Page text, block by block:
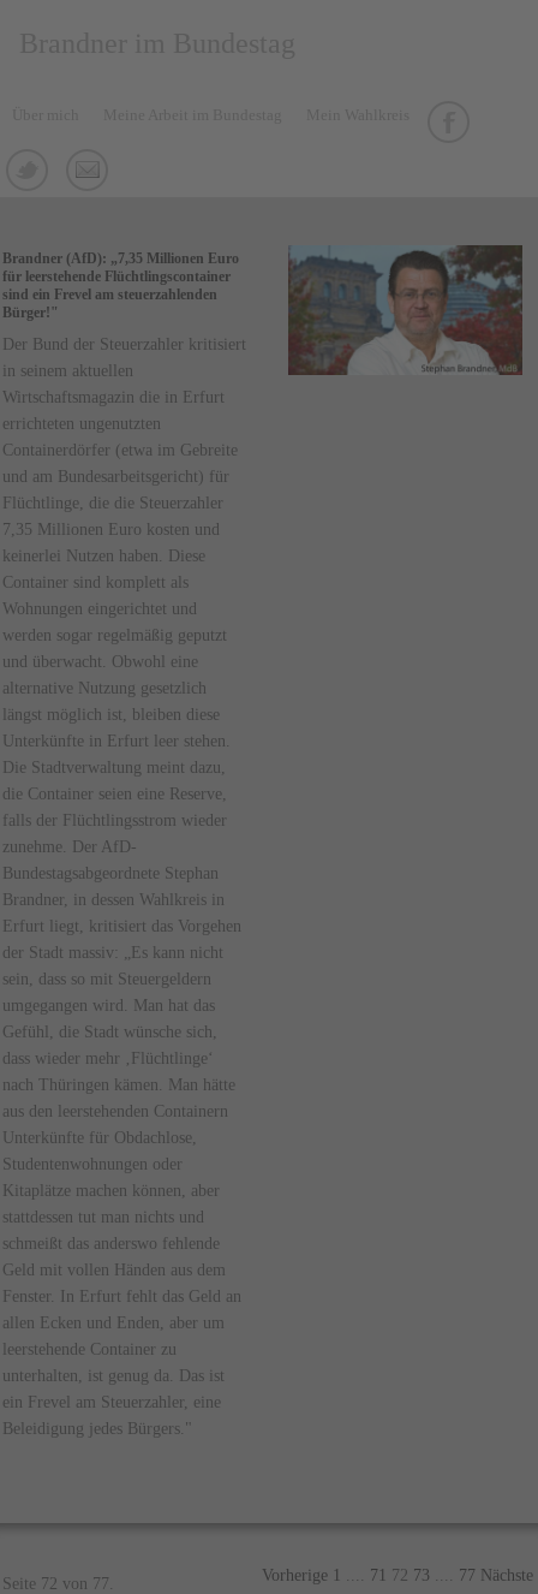
Brandner (AfD): „7,35 Millionen Euro
für leerstehende Flüchtlingscontainer
sind ein Frevel am steuerzahlenden
Bürger!"
Der Bund der Steuerzahler kritisiert
in seinem aktuellen
Wirtschaftsmagazin die in Erfurt
errichteten ungenutzten
Containerdörfer (etwa im Gebreite
und am Bundesarbeitsgericht) für
Flüchtlinge, die die Steuerzahler
7,35 Millionen Euro kosten und
keinerlei Nutzen haben. Diese
Container sind komplett als
Wohnungen eingerichtet und
werden sogar regelmäßig geputzt
und überwacht. Obwohl eine
alternative Nutzung gesetzlich
längst möglich ist, bleiben diese
Unterkünfte in Erfurt leer stehen.
Die Stadtverwaltung meint dazu,
die Container seien eine Reserve,
falls der Flüchtlingsstrom wieder
zunehme. Der AfD-
Bundestagsabgeordnete Stephan
Brandner, in dessen Wahlkreis in
Erfurt liegt, kritisiert das Vorgehen
der Stadt massiv: „Es kann nicht
sein, dass so mit Steuergeldern
umgegangen wird. Man hat das
Gefühl, die Stadt wünsche sich,
dass wieder mehr ‚Flüchtlinge‘
nach Thüringen kämen. Man hätte
aus den leerstehenden Containern
Unterkünfte für Obdachlose,
Studentenwohnungen oder
Kitaplätze machen können, aber
stattdessen tut man nichts und
schmeißt das anderswo fehlende
Geld mit vollen Händen aus dem
Fenster. In Erfurt fehlt das Geld an
allen Ecken und Enden, aber um
leerstehende Container zu
unterhalten, ist genug da. Das ist
ein Frevel am Steuerzahler, eine
Beleidigung jedes Bürgers."
Seite 72 von 77. Vorherige 1 71 72 73 77 Nächste